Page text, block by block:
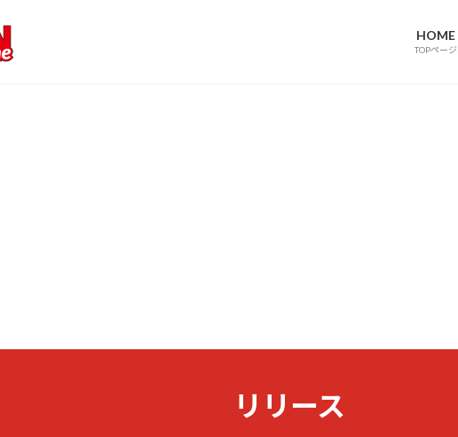
HOME
TOPページ
リリース